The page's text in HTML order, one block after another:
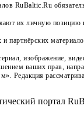
RuBaltic.Ru
их личную позицию
партнёрских
изображение,
ваших прав,
Редакция
портал